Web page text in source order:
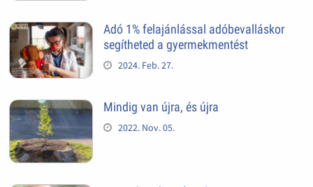
Adó 1% felajánlással adóbevalláskor
segítheted a gyermekmentést
2024. Feb. 27.
Mindig van újra, és újra
2022. Nov. 05.